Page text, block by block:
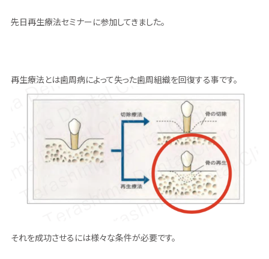
先日再生療法セミナーに参加してきました。
再生療法とは歯周病によって失った歯周組織を回復する事です。
それを成功させるには様々な条件が必要です。